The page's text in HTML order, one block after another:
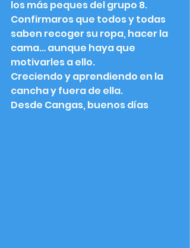
los más peques del grupo 8.
Confirmaros que todos y todas
saben recoger su ropa, hacer la
cama… aunque haya que
motivarles a ello.
Creciendo y aprendiendo en la
cancha y fuera de ella.
Desde Cangas, buenos días